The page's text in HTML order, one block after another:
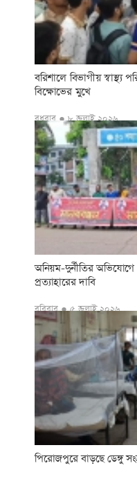
বরিশালে বিভাগীয়
বিক্ষোভের মুখে
বুধবার ● ৮ জুলাই ২০২৬
অনিয়ম-দুর্নীতির অভিযোগে
প্রত্যাহারের দাবি
রবিবার ● ৫ জুলাই ২০২৬
পিরোজপুরে বাড়ছে ডেঙ্গু